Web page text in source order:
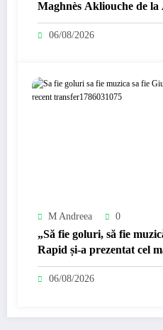
Maghnès Akliouche de la
06/08/2026
M Andreea 0
„Să fie goluri, să fie
Rapid și-a prezentat cel
06/08/2026